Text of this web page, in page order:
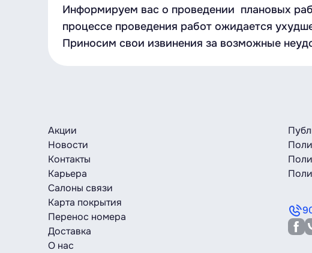
Информируем вас о проведении плановых
процессе проведения работ ожидается
Приносим свои извинения за возможные
Акции
Новости
Контакты
Карьера
Салоны связи
Карта покрытия
Перенос номера
Доставка
О нас